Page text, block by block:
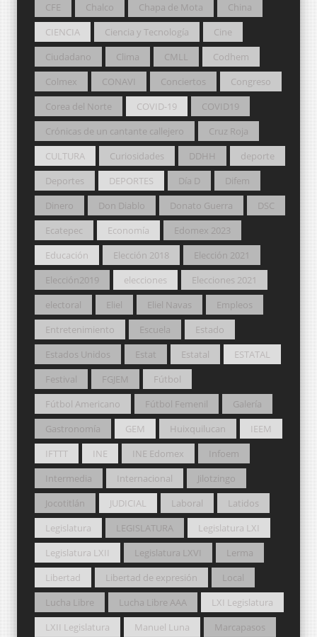
CFE
Chalco Chapa de Mota
China
CIENCIA
Ciencia y Tecnología
Cine
Ciudadano
Clima CMLL
Codhem
Colmex
CONAVI Conciertos
Congreso
Corea del Norte
COVID-19
COVID19
Crónicas de un cantante callejero
Cruz Roja
CULTURA
Curiosidades DDHH
deporte
Deportes
DEPORTES Día D
Difem
Dinero
Don Diablo Donato Guerra
DSC
Ecatepec
Economía
Edomex 2023
Educación
Elección 2018
Elección 2021
Elección2019
elecciones
Elecciones 2021
electoral
Eliel Eliel Navas
Empleos
Entretenimiento
Escuela
Estado
Estados Unidos
Estat Estatal
ESTATAL
Festival
FGJEM
Fútbol
Fútbol Americano
Fútbol Femenil
Galería
Gastronomía
GEM Huixquilucan
IEEM
IFTTT
INE INE Edomex
Infoem
Intermedia
Internacional
Jilotzingo
Jocotitlán
JUDICIAL Laboral
Latidos
Legislatura
LEGISLATURA
Legislatura LXI
Legislatura LXII
Legislatura LXVI
Lerma
Libertad
Libertad de expresión
Local
Lucha Libre
Lucha Libre AAA
LXI Legislatura
LXII Legislatura
Manuel Luna
Marcapasos